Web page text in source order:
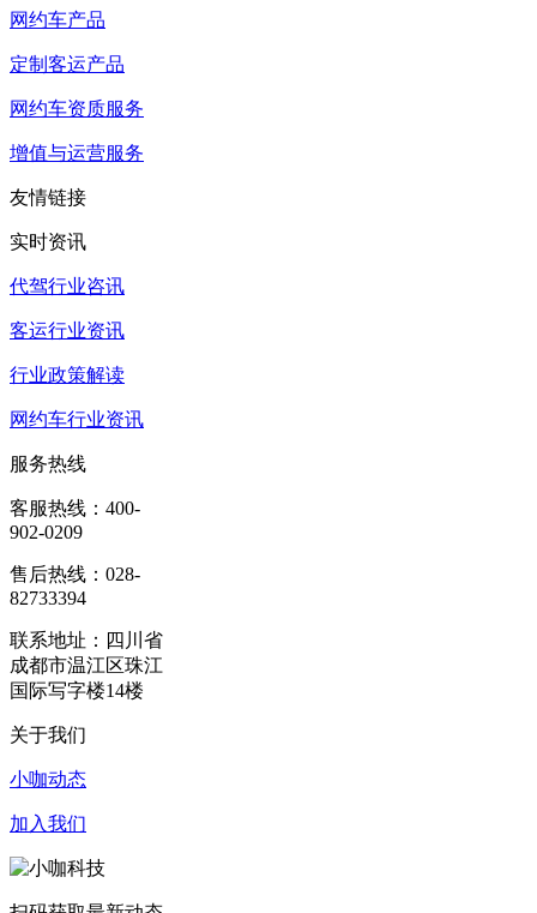
网约车产品
定制客运产品
网约车资质服务
增值与运营服务
友情链接
实时资讯
代驾行业咨讯
客运行业资讯
行业政策解读
网约车行业资讯
服务热线
客服热线：400-
902-0209
售后热线：028-
82733394
联系地址：四川省
成都市温江区珠江
国际写字楼14楼
关于我们
小咖动态
加入我们